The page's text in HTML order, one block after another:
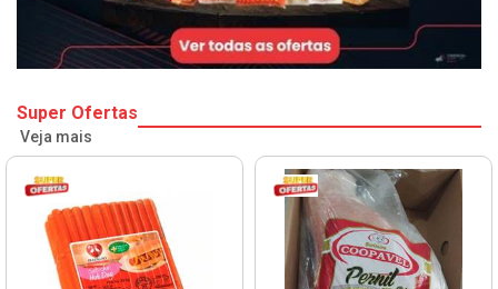
Super Ofertas
Veja mais